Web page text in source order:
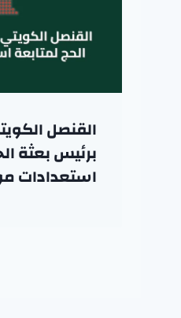
القنصل
برئيس بعثة
استعدادات موسم